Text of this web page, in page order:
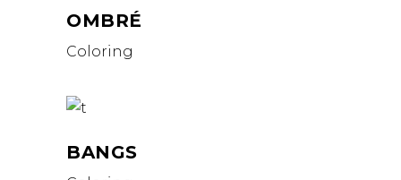
OMBRÉ
Coloring
BANGS